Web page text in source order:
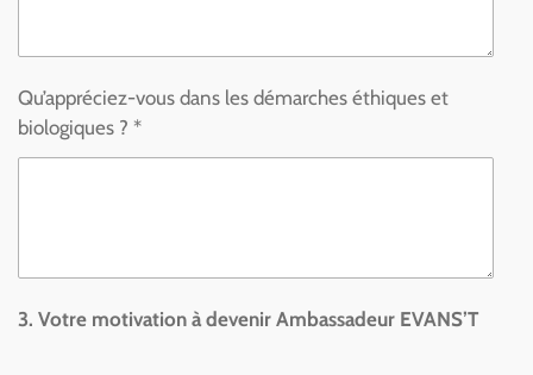
Qu’appréciez-vous dans les démarches éthiques et
biologiques ? *
3. Votre motivation à devenir Ambassadeur EVANS’T